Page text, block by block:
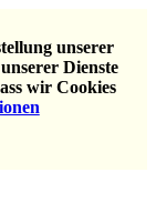
unserer
Dienste
wir Cookies